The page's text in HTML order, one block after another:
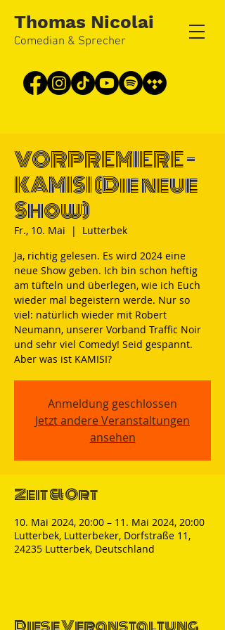
Thomas Nicolai
Comedian & Sprecher
VORPREMIERE -
KAMISI (Die neue
Show)
Fr., 10. Mai
  |
Lutterbek
Ja, richtig gelesen. Es wird 2024 eine
neue Show geben. Ich bin schon heftig
am tüfteln und überlegen, wie ich Euch
wieder mal begeistern werde. Nur so
viel: natürlich wieder mit Robert
Neumann, unserer Vorband Traffic Noir
und sehr viel Comedy! Seid gespannt.
Aber was ist KAMISI?
Anmeldung geschlossen
Jetzt andere Veranstaltungen
ansehen
Zeit & Ort
10. Mai 2024, 20:00 – 11. Mai 2024, 20:00
Lutterbek, Lutterbeker, Dorfstraße 11,
24235 Lutterbek, Deutschland